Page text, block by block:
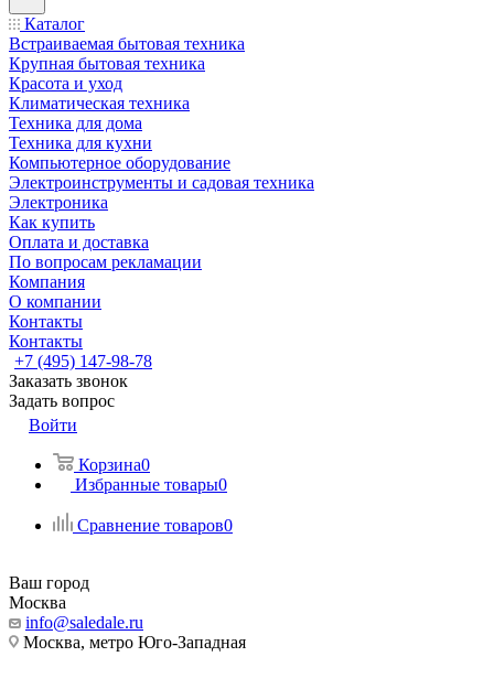
Каталог
Встраиваемая бытовая техника
Крупная бытовая техника
Красота и уход
Климатическая техника
Техника для дома
Техника для кухни
Компьютерное оборудование
Электроинструменты и садовая техника
Электроника
Как купить
Оплата и доставка
По вопросам рекламации
Компания
О компании
Контакты
Контакты
+7 (495) 147-98-78
Заказать звонок
Задать вопрос
Войти
Корзина0
Избранные товары0
Сравнение товаров0
Ваш город
Москва
info@saledale.ru
Москва, метро Юго-Западная